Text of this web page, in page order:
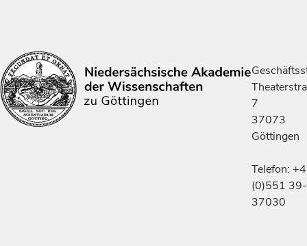
7
37073
Göttingen
Telefon:
(0)551 39-
37030